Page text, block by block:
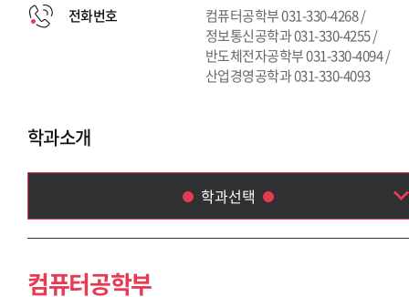
전화번호
컴퓨터공학부 031-330-4268 /
정보통신공학과 031-330-4255 /
반도체전자공학부 031-330-4094 /
산업경영공학과 031-330-4093
학과소개
학과선택
컴퓨터공학부
반도체전자공학부(반도체공학전공) [신설]
컴퓨터공학부